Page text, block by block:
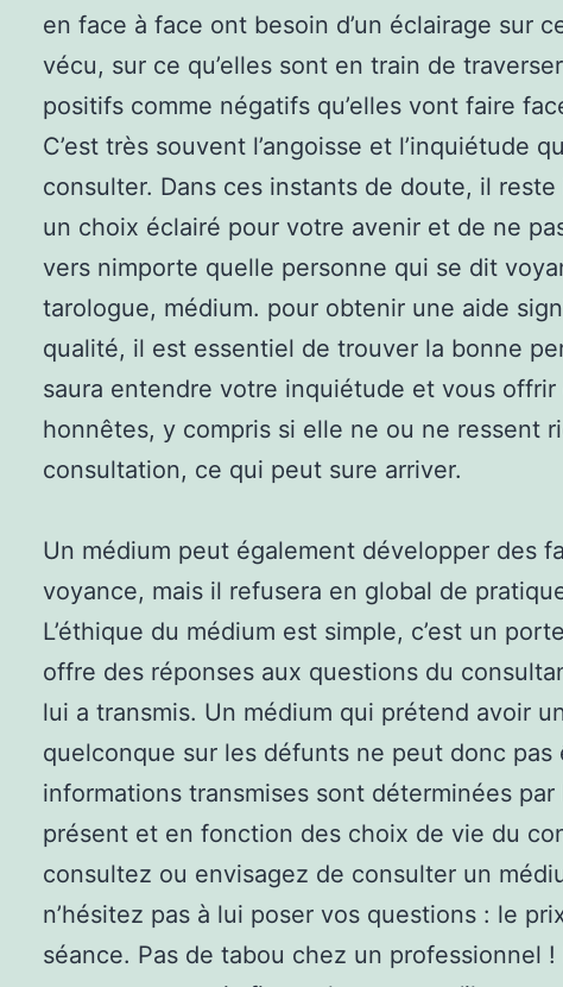
en face à face ont besoin d’un éclairage sur
vécu, sur ce qu’elles sont en train de
positifs comme négatifs qu’elles vont faire
C’est très souvent l’angoisse et l’inquiétude
consulter. Dans ces instants de doute, il
un choix éclairé pour votre avenir et de ne
vers nimporte quelle personne qui se dit
tarologue, médium. pour obtenir une aide
qualité, il est essentiel de trouver la bonne
saura entendre votre inquiétude et vous offrir
honnêtes, y compris si elle ne ou ne ressent
consultation, ce qui peut sure arriver.
Un médium peut également développer des
voyance, mais il refusera en global de
L’éthique du médium est simple, c’est un
offre des réponses aux questions du
lui a transmis. Un médium qui prétend avoir
quelconque sur les défunts ne peut donc pas
informations transmises sont déterminées
présent et en fonction des choix de vie du
consultez ou envisagez de consulter un
n’hésitez pas à lui poser vos questions : le
séance. Pas de tabou chez un professionnel